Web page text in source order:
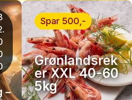
–
4.
8
8
2.
0
0
0
Kampanjepakken
– Favoritter for
Spar 500,-
Grønlandsrek
er XXL 40-60
5kg